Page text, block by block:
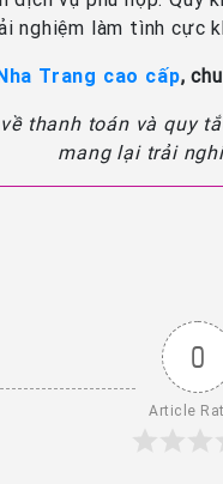
nghiệm làm tình cực
Trang cao cấp,
thanh toán và quy
mang lại trải
0
Article